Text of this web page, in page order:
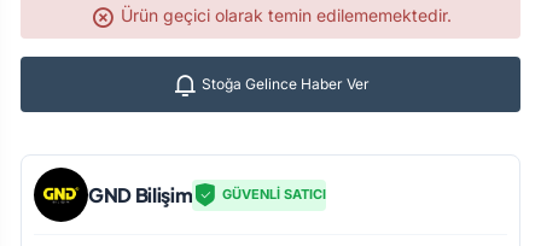
Ürün geçici olarak temin edilememektedir.
Stoğa Gelince Haber Ver
GND Bilişim GÜVENLİ SATICI